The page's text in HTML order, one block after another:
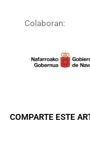
Colaboran:
COMPARTE ESTE